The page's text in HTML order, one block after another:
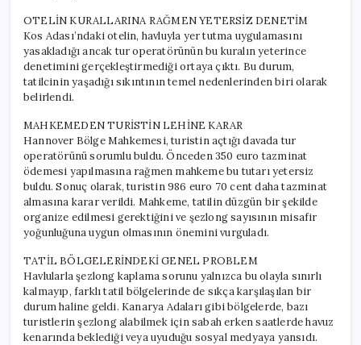
OTELİN KURALLARINA RAĞMEN YETERSİZ DENETİM
Kos Adası’ndaki otelin, havluyla yer tutma uygulamasını
yasakladığı ancak tur operatörünün bu kuralın yeterince
denetimini gerçekleştirmediği ortaya çıktı. Bu durum,
tatilcinin yaşadığı sıkıntının temel nedenlerinden biri olarak
belirlendi.
MAHKEMEDEN TURİSTİN LEHİNE KARAR
Hannover Bölge Mahkemesi, turistin açtığı davada tur
operatörünü sorumlu buldu. Önceden 350 euro tazminat
ödemesi yapılmasına rağmen mahkeme bu tutarı yetersiz
buldu. Sonuç olarak, turistin 986 euro 70 cent daha tazminat
almasına karar verildi. Mahkeme, tatilin düzgün bir şekilde
organize edilmesi gerektiğini ve şezlong sayısının misafir
yoğunluğuna uygun olmasının önemini vurguladı.
TATİL BÖLGELERİNDEKİ GENEL PROBLEM
Havlularla şezlong kaplama sorunu yalnızca bu olayla sınırlı
kalmayıp, farklı tatil bölgelerinde de sıkça karşılaşılan bir
durum haline geldi. Kanarya Adaları gibi bölgelerde, bazı
turistlerin şezlong alabilmek için sabah erken saatlerde havuz
kenarında beklediği veya uyuduğu sosyal medyaya yansıdı.